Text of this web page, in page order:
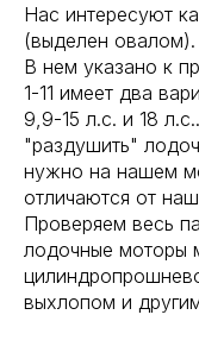
Нас интересуют
(выделен овалом).
В нем указано к
1-11 имеет два
9,9-15 л.с. и 18
"раздушить"
нужно на нашем
отличаются от
Проверяем весь
лодочные моторы
выхлопом и